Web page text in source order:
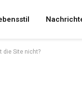
die Site nicht?